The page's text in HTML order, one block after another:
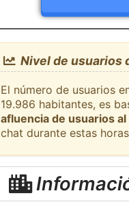
Nivel de usuarios
El número de usuarios
19.986 habitantes, es
afluencia de usuarios
chat durante estas